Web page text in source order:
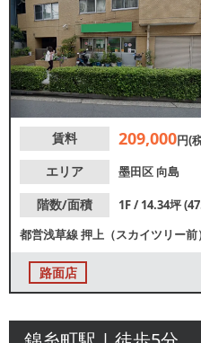
賃料 209,000円(
エリア
墨田区 向島
階数/面積
1F / 14.34坪
都営浅草線押上（スカイツリー前
路面店